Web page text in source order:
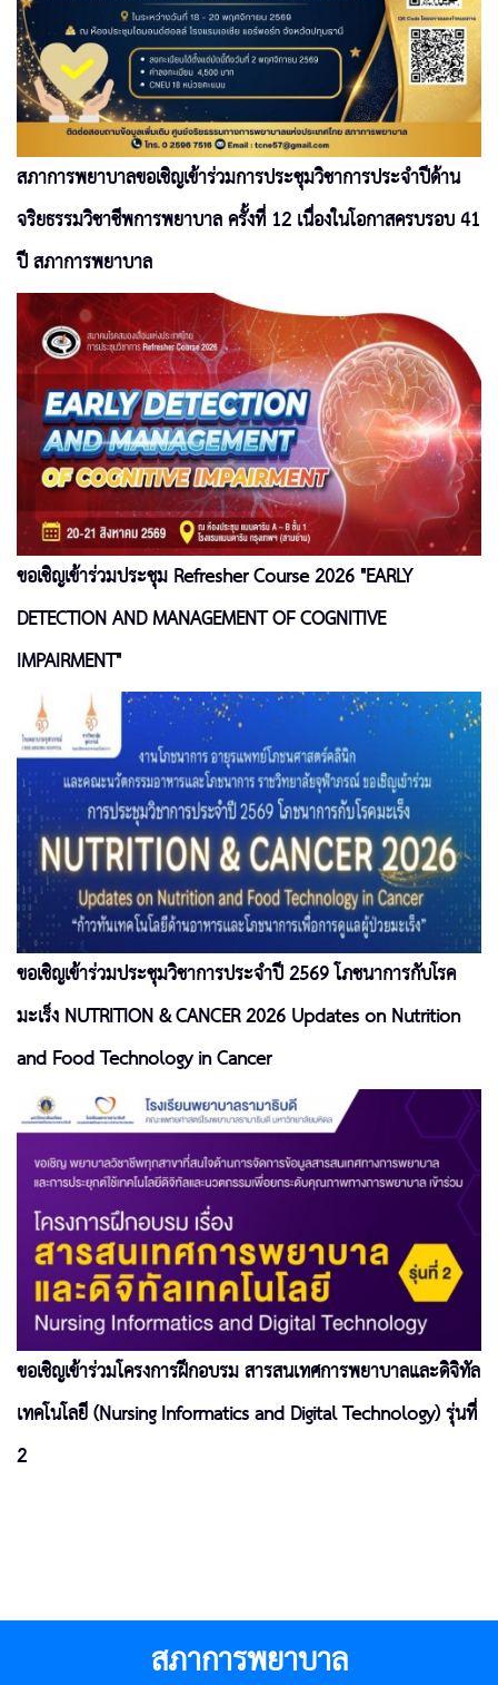
สภาการพยาบาลขอเชิญเข้าร่วมการประชุมวิชาการประจำปีด้าน
จริยธรรมวิชาชีพการพยาบาล ครั้งที่ 12 เนื่องในโอกาสครบรอบ 41
ปี สภาการพยาบาล
ขอเชิญเข้าร่วมประชุม Refresher Course 2026 "EARLY
DETECTION AND MANAGEMENT OF COGNITIVE
IMPAIRMENT"
ขอเชิญเข้าร่วมประชุมวิชาการประจำปี 2569 โภชนาการกับโรค
มะเร็ง NUTRITION & CANCER 2026 Updates on Nutrition
and Food Technology in Cancer
ขอเชิญเข้าร่วมโครงการฝึกอบรม สารสนเทศการพยาบาลและดิจิทัล
เทคโนโลยี (Nursing Informatics and Digital Technology) รุ่นที่
2
สภาการพยาบาล